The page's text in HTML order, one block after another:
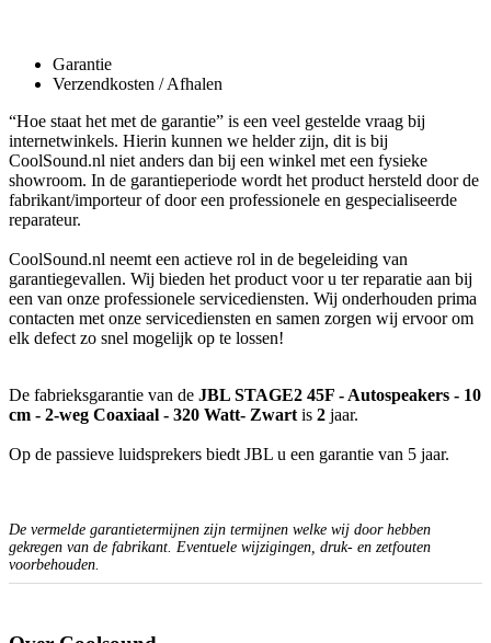
Garantie
Verzendkosten / Afhalen
“Hoe staat het met de garantie” is een veel gestelde vraag bij
internetwinkels. Hierin kunnen we helder zijn, dit is bij
CoolSound.nl niet anders dan bij een winkel met een fysieke
showroom. In de garantieperiode wordt het product hersteld door de
fabrikant/importeur of door een professionele en gespecialiseerde
reparateur.
CoolSound.nl neemt een actieve rol in de begeleiding van
garantiegevallen. Wij bieden het product voor u ter reparatie aan bij
een van onze professionele servicediensten. Wij onderhouden prima
contacten met onze servicediensten en samen zorgen wij ervoor om
elk defect zo snel mogelijk op te lossen!
De fabrieksgarantie van de JBL STAGE2 45F - Autospeakers - 10
cm - 2-weg Coaxiaal - 320 Watt- Zwart is 2 jaar.
Op de passieve luidsprekers biedt JBL u een garantie van 5 jaar.
De vermelde garantietermijnen zijn termijnen welke wij door hebben
gekregen van de fabrikant. Eventuele wijzigingen, druk- en zetfouten
voorbehouden.